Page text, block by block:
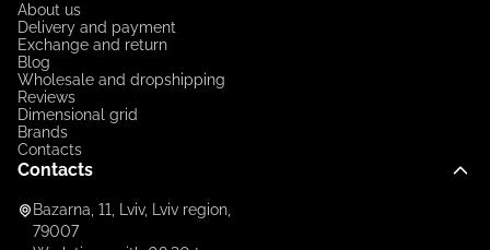
About us
Delivery and payment
Exchange and return
Blog
Wholesale and dropshipping
Reviews
Dimensional grid
Brands
Contacts
Contacts
Bazarna, 11, Lviv, Lviv region,
79007